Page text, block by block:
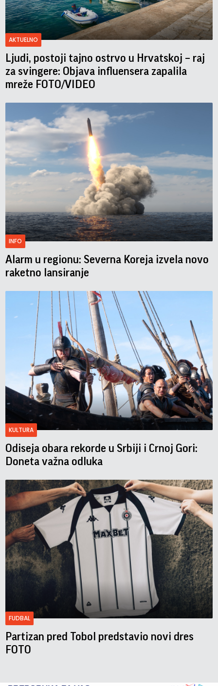
AKTUELNO
Ljudi, postoji tajno ostrvo u Hrvatskoj – raj
za svingere: Objava influensera zapalila
mreže FOTO/VIDEO
INFO
Alarm u regionu: Severna Koreja izvela novo
raketno lansiranje
KULTURA
Odiseja obara rekorde u Srbiji i Crnoj Gori:
Doneta važna odluka
FUDBAL
Partizan pred Tobol predstavio novi dres
FOTO